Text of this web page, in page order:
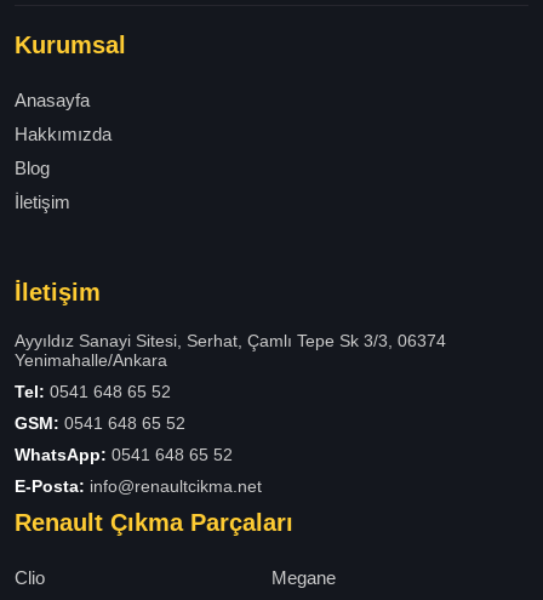
Kurumsal
Anasayfa
Hakkımızda
Blog
İletişim
İletişim
Ayyıldız Sanayi Sitesi, Serhat, Çamlı Tepe Sk 3/3, 06374
Yenimahalle/Ankara
Tel: 0541 648 65 52
GSM: 0541 648 65 52
WhatsApp: 0541 648 65 52
E-Posta: info@renaultcikma.net
Renault Çıkma Parçaları
Clio
Megane